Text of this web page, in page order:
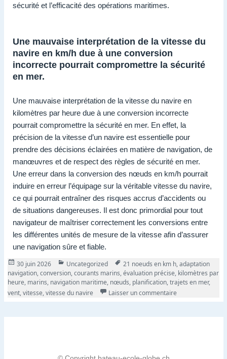
sécurité et l’efficacité des opérations maritimes.
Une mauvaise interprétation de la vitesse du
navire en km/h due à une conversion
incorrecte pourrait compromettre la sécurité
en mer.
Une mauvaise interprétation de la vitesse du navire en
kilomètres par heure due à une conversion incorrecte
pourrait compromettre la sécurité en mer. En effet, la
précision de la vitesse d’un navire est essentielle pour
prendre des décisions éclairées en matière de navigation, de
manœuvres et de respect des règles de sécurité en mer.
Une erreur dans la conversion des nœuds en km/h pourrait
induire en erreur l’équipage sur la véritable vitesse du navire,
ce qui pourrait entraîner des risques accrus d’accidents ou
de situations dangereuses. Il est donc primordial pour tout
navigateur de maîtriser correctement les conversions entre
les différentes unités de mesure de la vitesse afin d’assurer
une navigation sûre et fiable.
Publié
le
30 juin 2026 Catégories
Uncategorized Tags
21 noeuds en km h,adaptation
navigation,conversion,courants marins,évaluation précise, kilomètres par
heure, marins, navigation maritime, nœuds, planification,trajets en mer,
vent,vitesse,vitesse du navire Laisser un commentaire